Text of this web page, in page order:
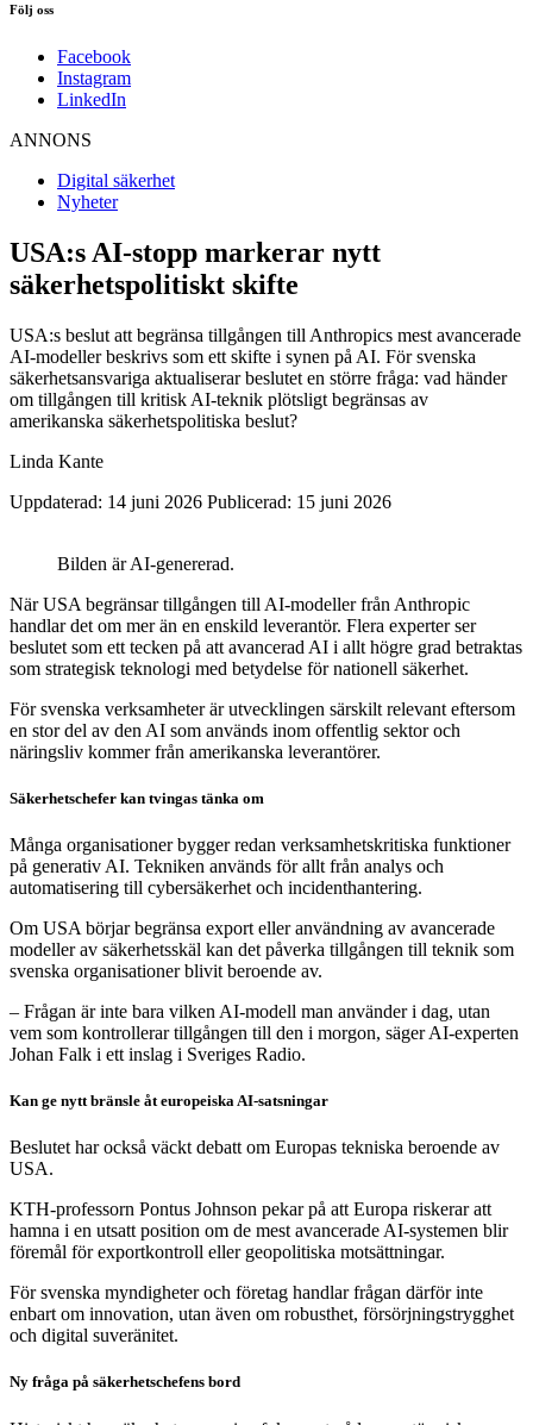
Följ oss
Facebook
Instagram
LinkedIn
ANNONS
Digital säkerhet
Nyheter
USA:s AI-stopp markerar nytt
säkerhetspolitiskt skifte
USA:s beslut att begränsa tillgången till Anthropics mest avancerade
AI-modeller beskrivs som ett skifte i synen på AI. För svenska
säkerhetsansvariga aktualiserar beslutet en större fråga: vad händer
om tillgången till kritisk AI-teknik plötsligt begränsas av
amerikanska säkerhetspolitiska beslut?
Linda Kante
Uppdaterad: 14 juni 2026 Publicerad: 15 juni 2026
Bilden är AI-genererad.
När USA begränsar tillgången till AI-modeller från Anthropic
handlar det om mer än en enskild leverantör. Flera experter ser
beslutet som ett tecken på att avancerad AI i allt högre grad betraktas
som strategisk teknologi med betydelse för nationell säkerhet.
För svenska verksamheter är utvecklingen särskilt relevant eftersom
en stor del av den AI som används inom offentlig sektor och
näringsliv kommer från amerikanska leverantörer.
Säkerhetschefer kan tvingas tänka om
Många organisationer bygger redan verksamhetskritiska funktioner
på generativ AI. Tekniken används för allt från analys och
automatisering till cybersäkerhet och incidenthantering.
Om USA börjar begränsa export eller användning av avancerade
modeller av säkerhetsskäl kan det påverka tillgången till teknik som
svenska organisationer blivit beroende av.
– Frågan är inte bara vilken AI-modell man använder i dag, utan
vem som kontrollerar tillgången till den i morgon, säger AI-experten
Johan Falk i ett inslag i Sveriges Radio.
Kan ge nytt bränsle åt europeiska AI-satsningar
Beslutet har också väckt debatt om Europas tekniska beroende av
USA.
KTH-professorn Pontus Johnson pekar på att Europa riskerar att
hamna i en utsatt position om de mest avancerade AI-systemen blir
föremål för exportkontroll eller geopolitiska motsättningar.
För svenska myndigheter och företag handlar frågan därför inte
enbart om innovation, utan även om robusthet, försörjningstrygghet
och digital suveränitet.
Ny fråga på säkerhetschefens bord